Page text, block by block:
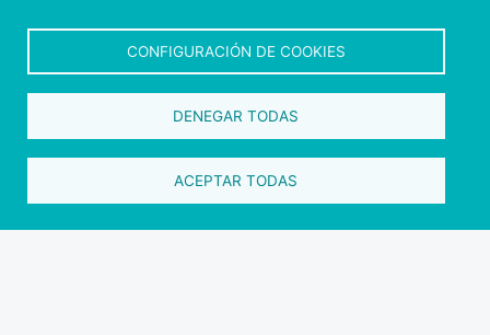
CONFIGURACIÓN DE COOKIES
DENEGAR TODAS
ACEPTAR TODAS